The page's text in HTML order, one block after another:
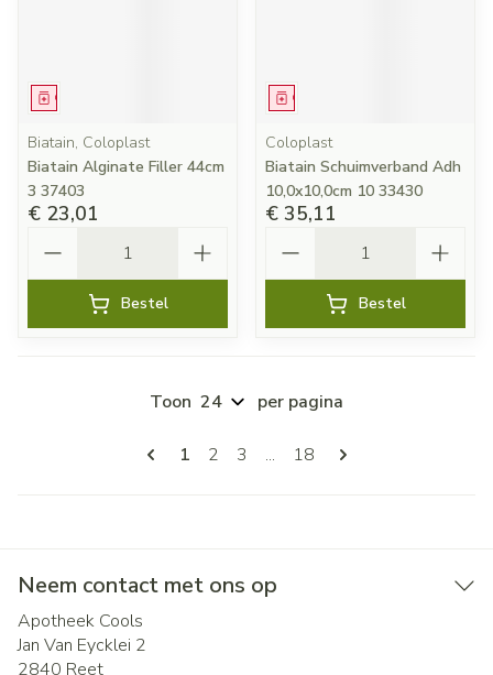
Geneesmiddel
Biatain, Coloplast
Biatain Alginate Filler 44cm
3 37403
€ 23,01
Bestel
Geneesmiddel
Coloplast
Biatain Schuimverband Adh
10,0x10,0cm 10 33430
€ 35,11
Bestel
Pagina's
U lees momenteel pagina
1 Pagina
2 Pagina
3 ... Pagina
18
Toon per pagina
Neem contact met ons op
Apotheek Cools
Jan Van Eycklei 2
2840 Reet